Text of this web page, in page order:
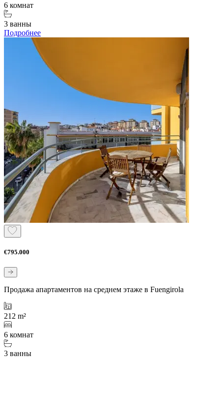
6 комнат
3 ванны
Подробнее
€795.000
Продажа апартаментов на среднем этаже в Fuengirola
212 m²
6 комнат
3 ванны